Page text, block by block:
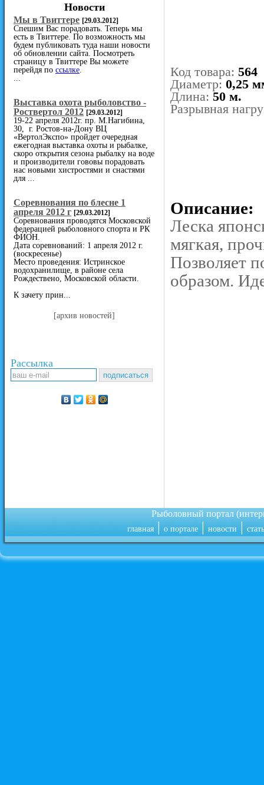
Новости
Мы в Твиттере [29.03.2012]
Спешим Вас порадовать. Теперь мы
есть в Твиттере. По возможность мы
будем публиковать туда наши новости
об обновлении сайта. Посмотреть
страницу в Твиттере Вы можете
перейдя по ссылке
Выставка охота рыболовство -
Роствертол 2012 [29.03.2012]
19-22 апреля 2012г. пр. М.Нагибина,
30, г. Ростов-на-Дону ВЦ
«ВертолЭкспо» пройдет очередная
ежегодная выставка охоты и рыбалке,
скоро открытия сезона рыбалку на воде
и производители гововы порадовать
нас новыми хистростями и снастями
для ...
Cоревнования по блесне 1
апреля 2012 г [29.03.2012]
Соревнования проводятся Московской
федерацией рыболовного спорта и РК
ФИОН.
Дата соревнований: 1 апреля 2012 г.
(воскресенье)
Место проведения: Истринское
водохранилище, в районе села
Рождествено, Московской области.
К зачету прин...
[архив новостей]
Рассылка
Код товара: 564
Диаметр: 0,25
Длина:50 м.
Разрывная
Описание:
Леска
мягкая,
Позволяет
образом.
Рыболовный портал
главная|о портале|новости|